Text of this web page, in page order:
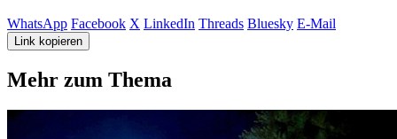
WhatsApp Facebook X LinkedIn Threads Bluesky E-Mail
Link kopieren
Mehr zum Thema